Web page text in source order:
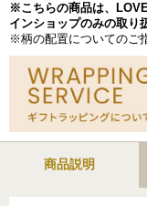
※こちらの商品は、
インショップのみの取り
※柄の配置についてのご
商品説明